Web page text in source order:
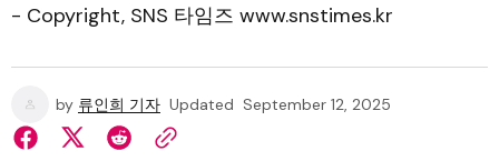
- Copyright, SNS 타임즈 www.snstimes.kr
by 류인희 기자 Updated September 12, 2025